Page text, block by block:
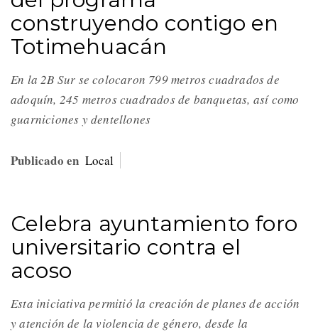
construyendo contigo en
Totimehuacán
En la 2B Sur se colocaron 799 metros cuadrados de
adoquín, 245 metros cuadrados de banquetas, así como
guarniciones y dentellones
Publicado en Local
Celebra ayuntamiento foro
universitario contra el
acoso
Esta iniciativa permitió la creación de planes de acción
y atención de la violencia de género, desde la